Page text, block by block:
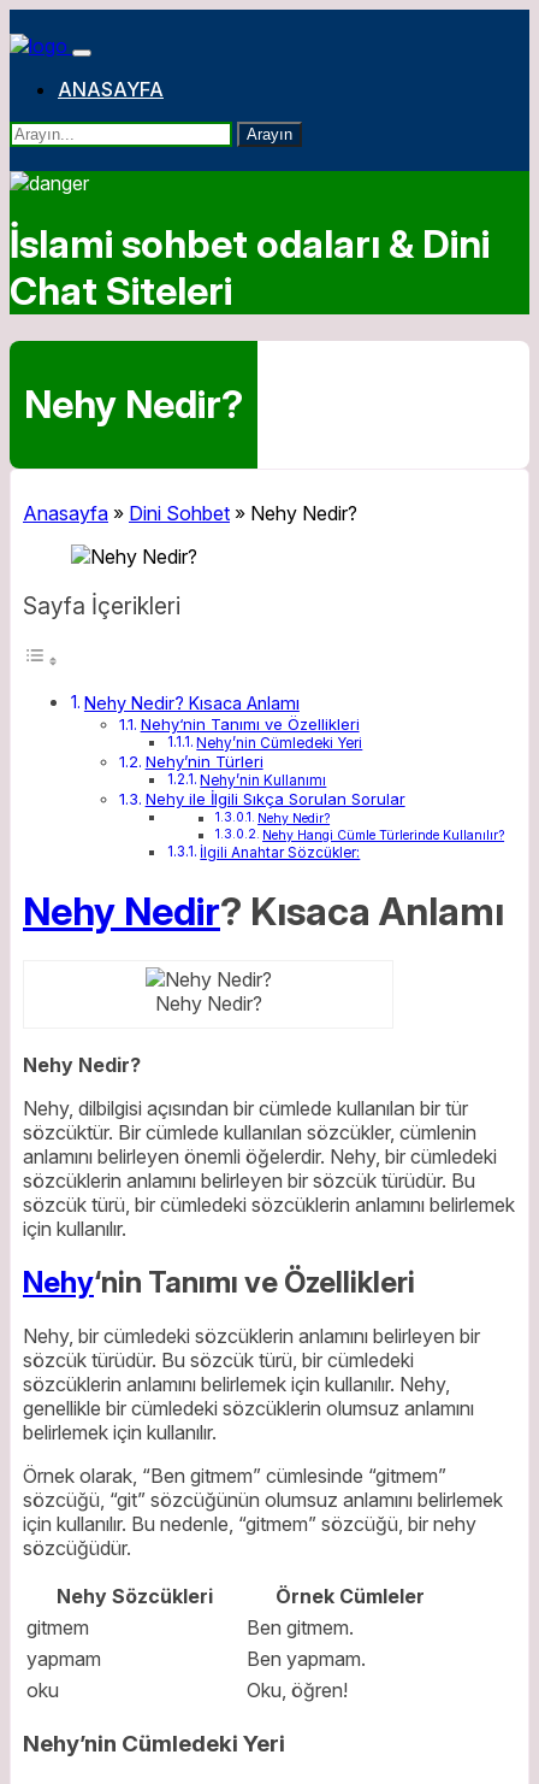
ANASAYFA
Arayın
İslami sohbet odaları & Dini
Chat Siteleri
Nehy Nedir?
Anasayfa » Dini Sohbet » Nehy Nedir?
Sayfa İçerikleri
Nehy Nedir? Kısaca Anlamı
Nehy‘nin Tanımı ve Özellikleri
Nehy’nin Cümledeki Yeri
Nehy’nin Türleri
Nehy’nin Kullanımı
Nehy ile İlgili Sıkça Sorulan Sorular
Nehy Nedir?
Nehy Hangi Cümle Türlerinde Kullanılır?
İlgili Anahtar Sözcükler:
Nehy Nedir? Kısaca Anlamı
Nehy Nedir?
Nehy Nedir?
Nehy, dilbilgisi açısından bir cümlede kullanılan bir tür
sözcüktür. Bir cümlede kullanılan sözcükler, cümlenin
anlamını belirleyen önemli öğelerdir. Nehy, bir cümledeki
sözcüklerin anlamını belirleyen bir sözcük türüdür. Bu
sözcük türü, bir cümledeki sözcüklerin anlamını belirlemek
için kullanılır.
Nehy‘nin Tanımı ve Özellikleri
Nehy, bir cümledeki sözcüklerin anlamını belirleyen bir
sözcük türüdür. Bu sözcük türü, bir cümledeki
sözcüklerin anlamını belirlemek için kullanılır. Nehy,
genellikle bir cümledeki sözcüklerin olumsuz anlamını
belirlemek için kullanılır.
Örnek olarak, “Ben gitmem” cümlesinde “gitmem”
sözcüğü, “git” sözcüğünün olumsuz anlamını belirlemek
için kullanılır. Bu nedenle, “gitmem” sözcüğü, bir nehy
sözcüğüdür.
Nehy Sözcükleri
Örnek Cümleler
gitmem
Ben gitmem.
yapmam
Ben yapmam.
oku
Oku, öğren!
Nehy’nin Cümledeki Yeri